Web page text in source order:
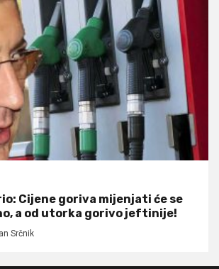
Cijene goriva mijenjati će se
a od utorka gorivo jeftinije!
Srčnik